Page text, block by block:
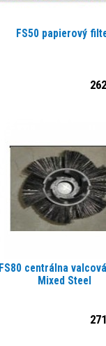
FS50 papierový
FS80 centrálna
Mixed Steel